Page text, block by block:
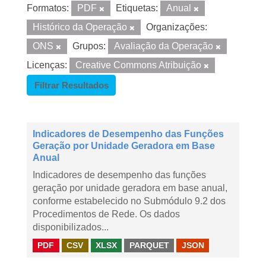
Formatos: PDF Etiquetas:
Anual
Histórico da Operação
Organizações:
ONS
Grupos:
Avaliação da Operação
Licenças:
Creative Commons Atribuição
Filtrar Resultados
Indicadores de Desempenho das Funções
Geração por Unidade Geradora em Base
Anual
Indicadores de desempenho das funções
geração por unidade geradora em base anual,
conforme estabelecido no Submódulo 9.2 dos
Procedimentos de Rede. Os dados
disponibilizados...
PDF CSV XLSX PARQUET JSON